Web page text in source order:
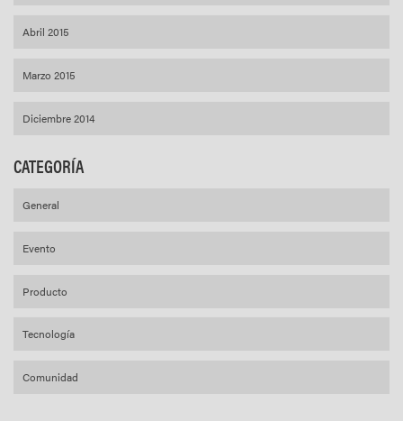
Abril 2015
Marzo 2015
Diciembre 2014
CATEGORÍA
General
Evento
Producto
Tecnología
Comunidad